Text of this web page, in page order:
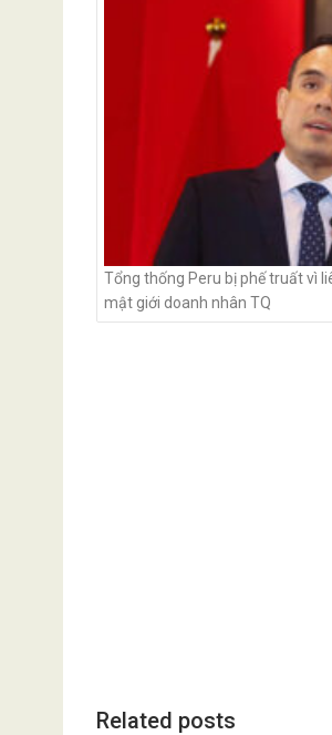
Tổng thống Peru bị phế truất vì
mật giới doanh nhân TQ
Related posts